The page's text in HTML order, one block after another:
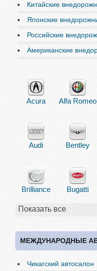
Китайские
Японские
Российские
Американские
Acura Alfa Romeo
Audi Bentley
Brilliance Bugatti
Cadillac Chery
Показать все
МЕЖДУНАРОДНЫЕ
Чикагский автосалон